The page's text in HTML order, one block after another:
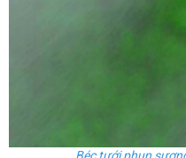
Béc tưới phun